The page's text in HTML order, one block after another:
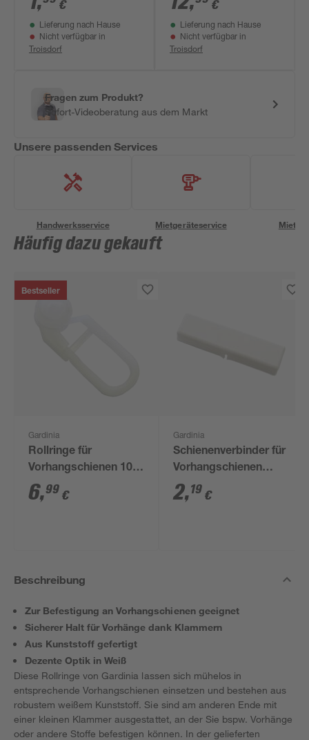
€
Lieferung nach Hause
Nicht verfügbar in
Troisdorf
mm
€
Lieferung nach Hause
Nicht verfügbar in
Troisdorf
Fragen zum Produkt?
Sofort-Videoberatung aus dem Markt
Unsere passenden Services
Handwerksservice Mietgeräteservice
Häufig dazu gekauft
Bestseller
Gardinia
Rollringe für
Vorhangschienen 100
Stück
6,99 €
Gardinia
Schienenverbinder für
Vorhangschienen
weiß
2,19 €
Beschreibung
Zur Befestigung an Vorhangschienen geeignet
Sicherer Halt für Vorhänge dank Klammern
Aus Kunststoff gefertigt
Dezente Optik in Weiß
Diese Rollringe von Gardinia lassen sich mühelos in
entsprechende Vorhangschienen einsetzen und bestehen aus
robustem weißem Kunststoff. Sie sind am anderen Ende mit
einer kleinen Klammer ausgestattet, an der Sie bspw. Vorhänge
oder andere Stoffe befestigen können. In der gelieferten